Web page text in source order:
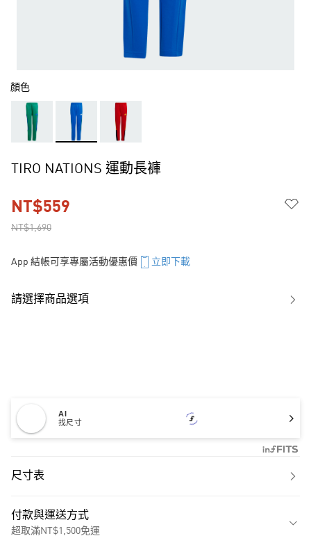
顏色
TIRO NATIONS 運動長褲
NT$1,690
NT$559
App 結帳可享專屬活動優惠價 立即下載
請選擇商品選項
AI
找尺寸
尺寸表
付款與運送方式
超取滿NT$1,500免運